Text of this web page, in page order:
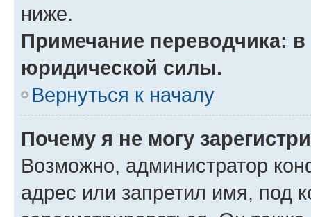
ниже.
Примечание переводчика:
юридической силы.
Вернуться к началу
Почему я не могу
Возможно, администратор
адрес или запретил имя, под